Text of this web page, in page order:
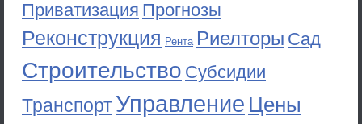
Приватизация Прогнозы
Реконструкция Рента Риелторы Сад
Строительство Субсидии
ТранспортУправление Цены